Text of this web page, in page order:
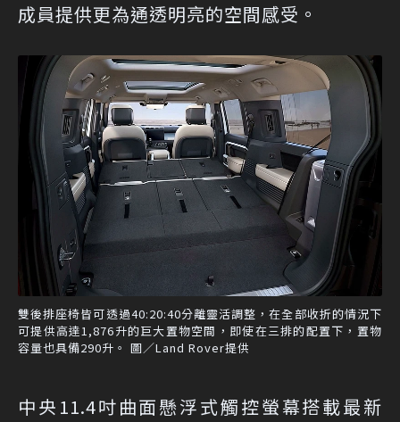
成員提供更為通透明亮的空間感受。
雙後排座椅皆可透過40:20:40分離靈活調整，在全部收折的情況下
可提供高達1,876升的巨大置物空間，即使在三排的配置下，置物
容量也具備290升。 圖／Land Rover提供
中央11.4吋曲面懸浮式觸控螢幕搭載最新